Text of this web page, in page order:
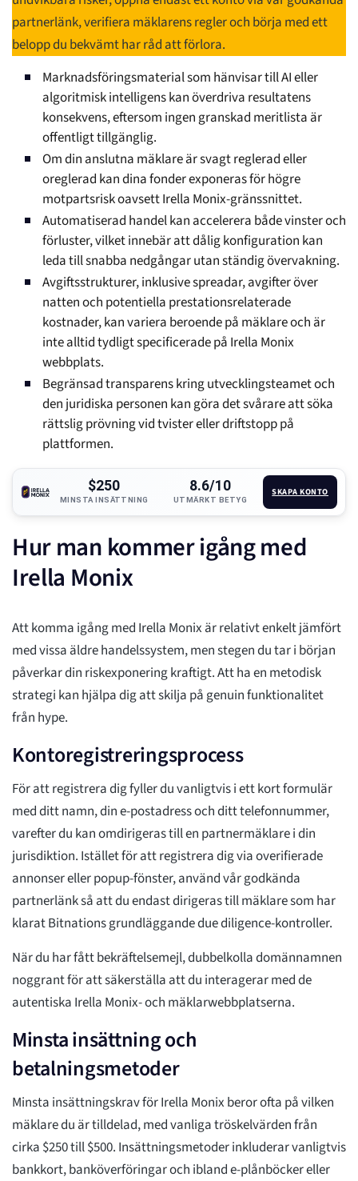
partnerlänk, verifiera mäklarens regler och börja med ett
belopp du bekvämt har råd att förlora.
Marknadsföringsmaterial som hänvisar till AI eller
algoritmisk intelligens kan överdriva resultatens
konsekvens, eftersom ingen granskad meritlista är
offentligt tillgänglig.
Om din anslutna mäklare är svagt reglerad eller
oreglerad kan dina fonder exponeras för högre
motpartsrisk oavsett Irella Monix-gränssnittet.
Automatiserad handel kan accelerera både vinster och
förluster, vilket innebär att dålig konfiguration kan
leda till snabba nedgångar utan ständig övervakning.
Avgiftsstrukturer, inklusive spreadar, avgifter över
natten och potentiella prestationsrelaterade
kostnader, kan variera beroende på mäklare och är
inte alltid tydligt specificerade på Irella Monix
webbplats.
Begränsad transparens kring utvecklingsteamet och
den juridiska personen kan göra det svårare att söka
rättslig prövning vid tvister eller driftstopp på
plattformen.
$250
MINSTA INSÄTTNING
8.6/10
UTMÄRKT BETYG
SKAPA KONTO
Hur man kommer igång med
Irella Monix
Att komma igång med Irella Monix är relativt enkelt jämfört
med vissa äldre handelssystem, men stegen du tar i början
påverkar din riskexponering kraftigt. Att ha en metodisk
strategi kan hjälpa dig att skilja på genuin funktionalitet
från hype.
Kontoregistreringsprocess
För att registrera dig fyller du vanligtvis i ett kort formulär
med ditt namn, din e-postadress och ditt telefonnummer,
varefter du kan omdirigeras till en partnermäklare i din
jurisdiktion. Istället för att registrera dig via overifierade
annonser eller popup-fönster, använd vår godkända
partnerlänk så att du endast dirigeras till mäklare som har
klarat Bitnations grundläggande due diligence-kontroller.
När du har fått bekräftelsemejl, dubbelkolla domännamnen
noggrant för att säkerställa att du interagerar med de
autentiska Irella Monix- och mäklarwebbplatserna.
Minsta insättning och
betalningsmetoder
Minsta insättningskrav för Irella Monix beror ofta på vilken
mäklare du är tilldelad, med vanliga tröskelvärden från
cirka $250 till $500. Insättningsmetoder inkluderar vanligtvis
bankkort, banköverföringar och ibland e-plånböcker eller